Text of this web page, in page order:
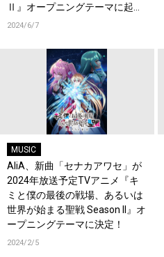
Ⅱ』オープニングテーマに起
用！
2024/6/7
MUSIC
AliA、新曲「セナカアワセ」が
2024年放送予定TVアニメ『キ
ミと僕の最後の戦場、あるいは
世界が始まる聖戦 Season II』オ
ープニングテーマに決定！
2024/2/5